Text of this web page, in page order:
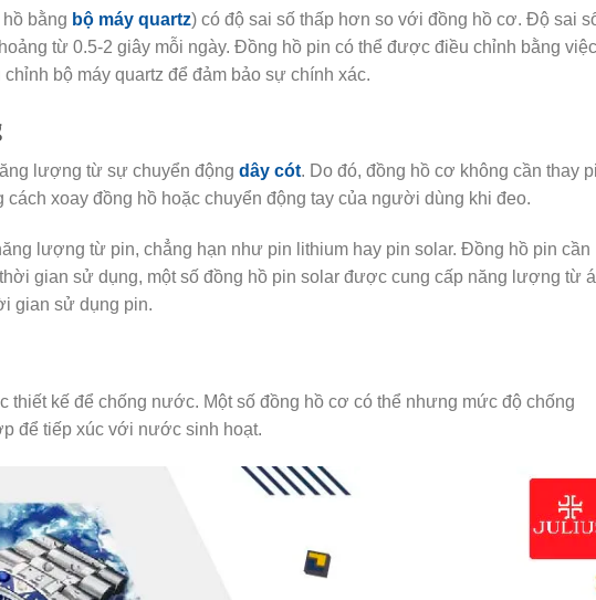
bằng bộ máy quartz) có độ sai số thấp hơn so với đồng hồ cơ. Độ sai
từ 0.5-2 giây mỗi ngày. Đồng hồ pin có thể được điều chỉnh bằng việc
bộ máy quartz để đảm bảo sự chính xác.
lượng từ sự chuyển động dây cót. Do đó, đồng hồ cơ không cần thay
xoay đồng hồ hoặc chuyển động tay của người dùng khi đeo.
lượng từ pin, chẳng hạn như pin lithium hay pin solar. Đồng hồ pin cần
gian sử dụng, một số đồng hồ pin solar được cung cấp năng lượng từ
gian sử dụng pin.
kế để chống nước. Một số đồng hồ cơ có thể nhưng mức độ chống
để tiếp xúc với nước sinh hoạt.